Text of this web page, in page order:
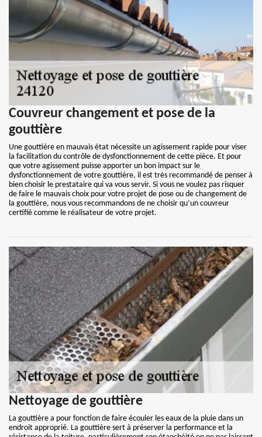
Couvreur changement et pose de la
gouttière
Une gouttière en mauvais état nécessite un agissement rapide pour viser
la facilitation du contrôle de dysfonctionnement de cette pièce. Et pour
que votre agissement puisse apporter un bon impact sur le
dysfonctionnement de votre gouttière, il est très recommandé de penser à
bien choisir le prestataire qui va vous servir. Si vous ne voulez pas risquer
de faire le mauvais choix pour votre projet de pose ou de changement de
la gouttière, nous vous recommandons de ne choisir qu’un couvreur
certifié comme le réalisateur de votre projet.
Nettoyage de gouttière
La gouttière a pour fonction de faire écouler les eaux de la pluie dans un
endroit approprié. La gouttière sert à préserver la performance et la